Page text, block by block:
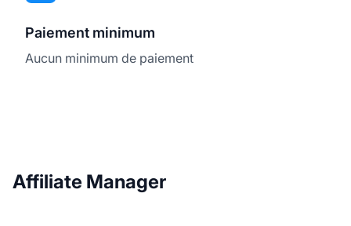
Paiement minimum
Aucun minimum de paiement
Affiliate Manager